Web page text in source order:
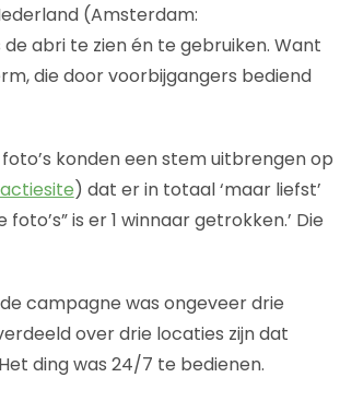
(Amsterdam:
abri te zien én te gebruiken. Want
die door voorbijgangers bediend
konden een stem uitbrengen op
) dat er in totaal ‘maar liefst’
is er 1 winnaar getrokken.’ Die
campagne was ongeveer drie
over drie locaties zijn dat
ding was 24/7 te bedienen.